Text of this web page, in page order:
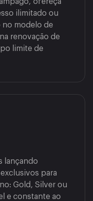
ilimitado ou
no modelo de
renovação de
limite de
lançando
para
Gold, Silver ou
e constante ao